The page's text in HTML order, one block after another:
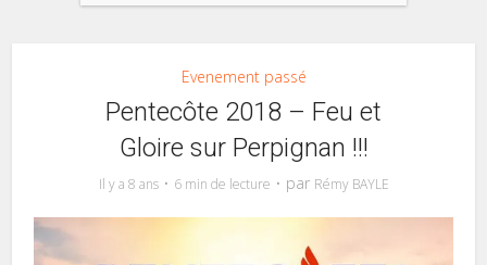
Evenement passé
Pentecôte 2018 – Feu et
Gloire sur Perpignan !!!
Il y a 8 ans 6 min de lecture par Rémy BAYLE